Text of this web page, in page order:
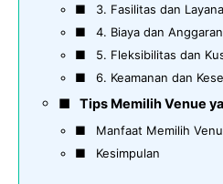
3. Fasilitas dan
4. Biaya dan Anggaran
5. Fleksibilitas dan
6. Keamanan dan
Tips Memilih Venue
Manfaat Memilih
Kesimpulan